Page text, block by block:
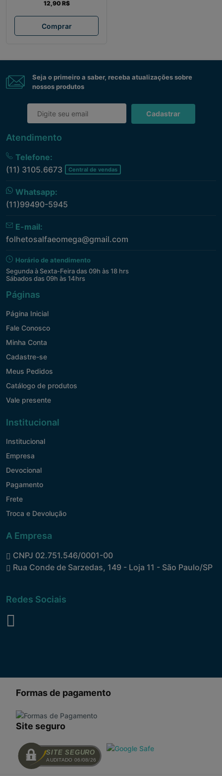
12,90 R$
Comprar
Seja o primeiro a saber, receba atualizações sobre
nossos produtos
Cadastrar
Atendimento
Telefone:
(11) 3105.6673
Central de vendas
Whatsapp:
(11)99490-5945
E-mail:
folhetosalfaeomega@gmail.com
Horário de atendimento
Segunda à Sexta-Feira das 09h às 18 hrs
Sábados das 09h às 14hrs
Páginas
Página Inicial
Fale Conosco
Minha Conta
Cadastre-se
Meus Pedidos
Catálogo de produtos
Vale presente
Institucional
Institucional
Empresa
Devocional
Pagamento
Frete
Troca e Devolução
A Empresa
CNPJ 02.751.546/0001-00
Rua Conde de Sarzedas, 149 - Loja 11 - São Paulo/SP
Redes Sociais
Formas de pagamento
Site seguro
SITE SEGURO
AUDITADO 06/08/26